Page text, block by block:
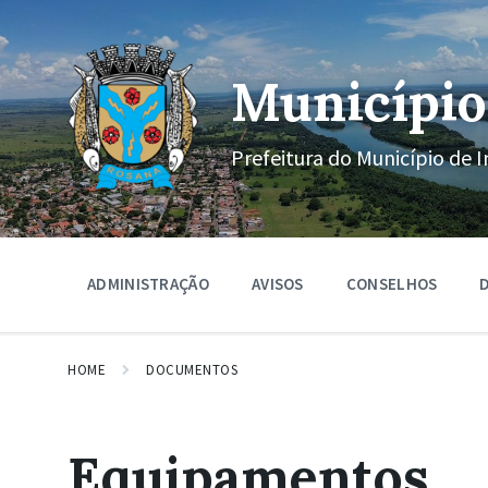
o
conteúdo
a
navegação
principal
o
rodapé
Município
Prefeitura do Município de
ADMINISTRAÇÃO AVISOS CONSELHOS
HOME DOCUMENTOS